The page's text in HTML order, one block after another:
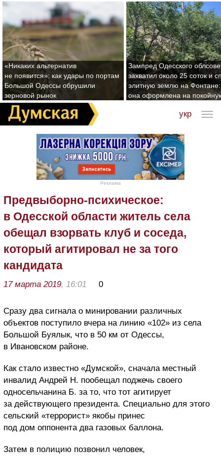
«Никаких альтернатив
не появится»: как удары по портам
Большой Одессы обрушили
зерновой рынок
Зампред Одесского
захватил около 25 соток и
элитную землю на Фонтане:
она оформлена на
укр
Реклама
Предвыборно-психическое:
в Одесской области житель села
обещал взорвать клуб и соседа,
который агитировал не за того
кандидата
17 марта 2019, 16:01 0
Сразу два сигнала о минировании различных
объектов поступило вчера на линию «102» из села
Большой Буялык, что в 50 км от Одессы,
в Ивановском районе.
Как стало известно «Думской», сначала местный
инвалид Андрей Н. пообещал поджечь своего
односельчанина Б. за то, что тот агитирует
за действующего президента. Специально для этого
сельский «террорист» якобы принес
под дом оппонента два газовых баллона.
Затем в полицию позвонил человек,